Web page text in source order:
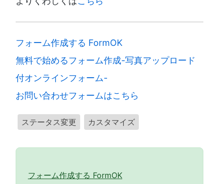
フォーム作成する FormOK
無料で始めるフォーム作成-写真アップロード
付オンラインフォーム-
お問い合わせフォームはこちら
ステータス変更 カスタマイズ
フォーム作成する FormOK